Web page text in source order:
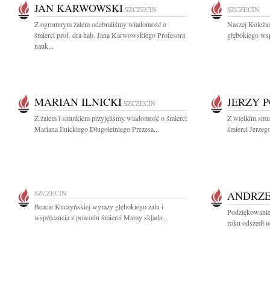
JAN KARWOWSKI SZCZECIN
Z ogromnym żalem odebraliśmy wiadomość o
śmierci prof. dra hab. Jana Karwowskiego Profesora
nauk...
SZCZECIN
Naszej
głębokiego
MARIAN ILNICKI SZCZECIN
Z żalem i smutkiem przyjęliśmy wiadomość o śmierci
Mariana Ilnickiego Długoletniego Prezesa...
JERZY
Z wielkim
śmierci
SZCZECIN
Beacie Kuczyńskiej wyrazy głębokiego żalu i
współczucia z powodu śmierci Mamy składa...
roku odszedł